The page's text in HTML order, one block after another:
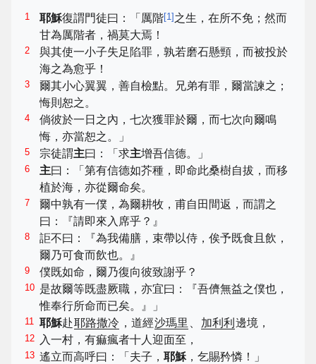
1 耶穌復謂門徒曰：「厲階[1] 之生，在所不免；然而
甘為厲階者，禍莫大焉！
2
與其使一小子失足陷罪，孰若磨石懸頸，而被投於
海之為愈乎！
3
爾其小心翼翼，善自檢點。兄弟有罪，爾當諫之；
悔則恕之。
4
倘彼於一日之內，七次獲罪於爾，而七次向爾鳴
悔，亦當恕之。」
5 宗徒謂主曰：「求主增吾信德。」
6 主曰：「第有信德如芥種，即命此桑樹自拔，而移
植於海，亦從爾命矣。
7
爾中孰有一僕，為爾耕牧，甫自田間返，而謂之
曰：『請即來入席乎？』
8
詎不曰：『為我備膳，束帶以侍，俟予既食且飲，
爾乃可食而飲也。』
9 僕既如命，爾乃復向彼致謝乎？
10 是故爾等既盡厥職，亦宜曰：『吾儕無益之僕也，
惟奉行所命而已矣。』」
11 耶穌赴耶路撒冷 ，道經沙瑪里 、 加利利 邊境，
12 入一村，有痲瘋者十人迎面至，
13 遙立而高呼曰：「夫子，耶穌，乞賜矜憐！」